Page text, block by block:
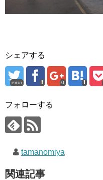
シェアする
error 0
フォローする
tamanomiya
関連記事